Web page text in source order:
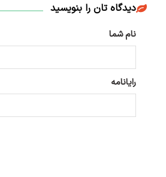
دیدگاه تان را بنویسید
نام شما
رایانامه